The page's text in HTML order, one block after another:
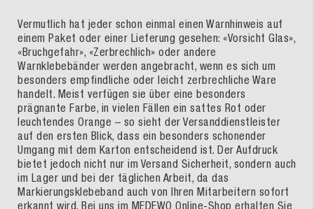
Vermutlich hat jeder schon einmal einen Warnhinweis auf
einem Paket oder einer Lieferung gesehen: «Vorsicht Glas»,
«Bruchgefahr», «Zerbrechlich» oder andere
Warnklebebänder werden angebracht, wenn es sich um
besonders empfindliche oder leicht zerbrechliche Ware
handelt. Meist verfügen sie über eine besonders
prägnante Farbe, in vielen Fällen ein sattes Rot oder
leuchtendes Orange – so sieht der Versanddienstleister
auf den ersten Blick, dass ein besonders schonender
Umgang mit dem Karton entscheidend ist. Der Aufdruck
bietet jedoch nicht nur im Versand Sicherheit, sondern auch
im Lager und bei der täglichen Arbeit, da das
Markierungsklebeband auch von Ihren Mitarbeitern sofort
erkannt wird. Bei uns im MEDEWO Online-Shop erhalten Sie